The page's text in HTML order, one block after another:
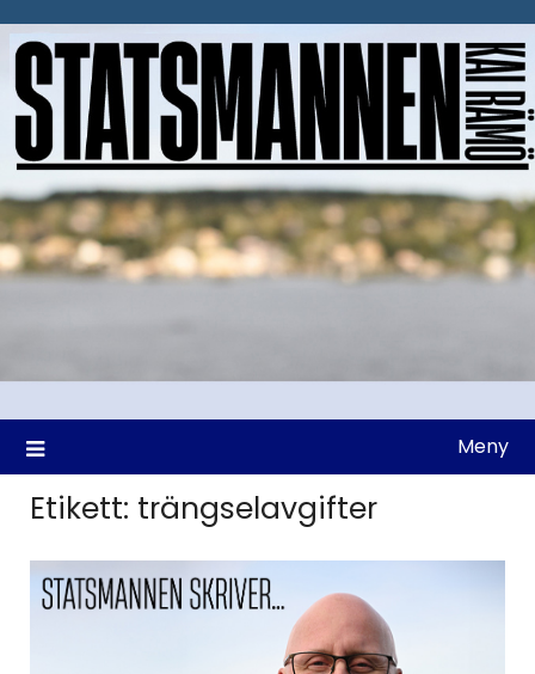
till
Meny
Etikett: trängselavgifter